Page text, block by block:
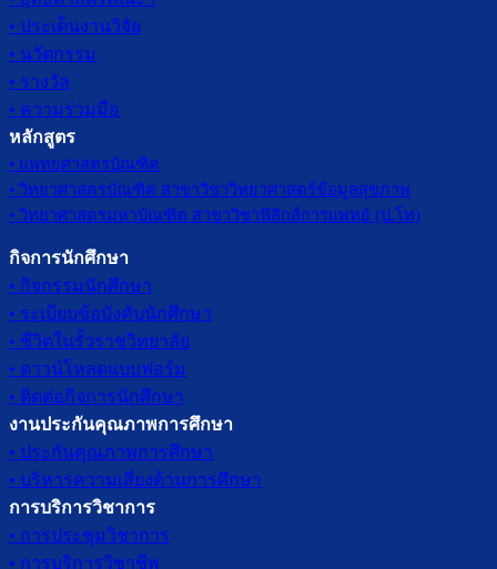
• ประเด็นงานวิจัย
• นวัตกรรม
• รางวัล
• ความร่วมมือ
หลักสูตร
• แพทยศาสตรบัณฑิต
• วิทยาศาสตรบัณฑิต สาขาวิชาวิทยาศาสตร์ข้อมูลสุขภาพ
• วิทยาศาสตรมหาบัณฑิต สาขาวิชาฟิสิกส์การแพทย์ (ป.โท)
กิจการนักศึกษา
• กิจกรรมนักศึกษา
• ระเบียบข้อบังคับนักศึกษา
• ชีวิตในรั้วราชวิทยาลัย
• ดาวน์โหลดแบบฟอร์ม
• ติดต่อกิจการนักศึกษา
งานประกันคุณภาพการศึกษา
• ประกันคุณภาพการศึกษา
• บริหารความเสี่ยงด้านการศึกษา
การบริการวิชาการ
• การประชุมวิชาการ
• การบริการวิชาชีพ